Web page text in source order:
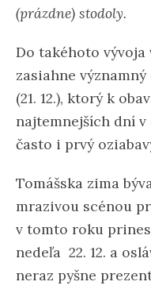
(prázdne) stodoly.
Do takéhoto vývoja
zasiahne významný
(21. 12.), ktorý k
najtemnejších dní
často i prvý
Tomášska zima
mrazivou scénou
v tomto roku
nedeľa 22. 12. a
neraz pyšne